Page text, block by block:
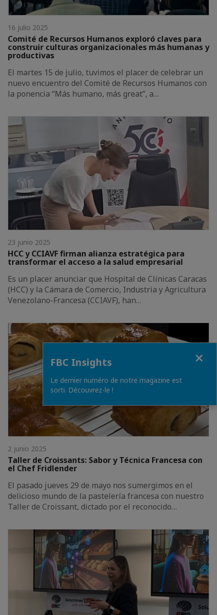
16 julio 2025
Comité de Recursos Humanos exploró claves para
construir culturas organizacionales más humanas y
productivas
El martes 15 de julio, tuvimos el placer de celebrar un
nuevo encuentro del Comité de Recursos Humanos con
la ponencia “Más humano, más great”, a…
23 junio 2025
HCC y CCIAVF firman alianza estratégica para
transformar el acceso a la salud empresarial
Es un placer anunciar que Hospital de Clínicas Caracas
(HCC) y la Cámara de Comercio, Industria y Agricultura
Venezolano-Francesa (CCIAVF), han…
2 junio 2025
Taller de Croissants: Sabor y Técnica Francesa con
el Chef Fridlender
El pasado jueves 29 de mayo nos sumergimos en el
delicioso mundo de la pastelería francesa con nuestro
Taller de Croissant, dictado por el reconocido…
FBC Insights
Le dernier numéro de notre magazine est
sorti. Découvrez-le !